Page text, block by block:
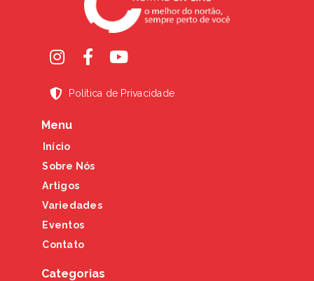
Política de Privacidade
Menu
Início
Sobre Nós
Artigos
Variedades
Eventos
Contato
Categorias